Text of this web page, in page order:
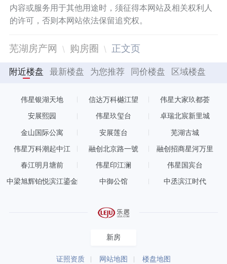
内容或服务用于其他用途时，须征得本网站及相关权利人
的许可，否则本网站依法保留追究权。
芜湖房产网 购房圈 正文页
附近楼盘 最新楼盘 为您推荐 同价楼盘 区域楼盘
伟星银湖天地 信达万科樾江望 伟星大家玖都荟
安展熙园 伟星玖玺台 卓瑞北宸新里城
金山国际公寓 安展莲台 芜湖古城
伟星万科潮起中江 融创北京路一號 融创招商星河万里
春江明月塘前 伟星印江澜 伟星国宾台
中梁旭辉铂悦滨江鎏金
中御公馆 中丞滨江时代
新房
证照资质 网站地图 楼盘地图